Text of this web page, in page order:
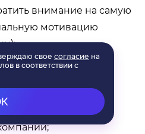
внимание на самую
мотивацию
— личная
интересно